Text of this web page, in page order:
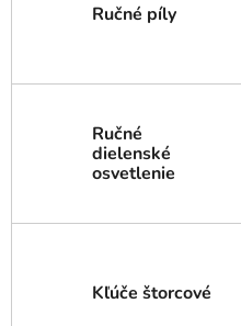
Ručné píly
Ručné
dielenské
osvetlenie
Kľúče štorcové